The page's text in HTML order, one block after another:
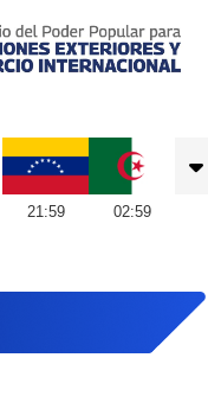
21 :59 02:59